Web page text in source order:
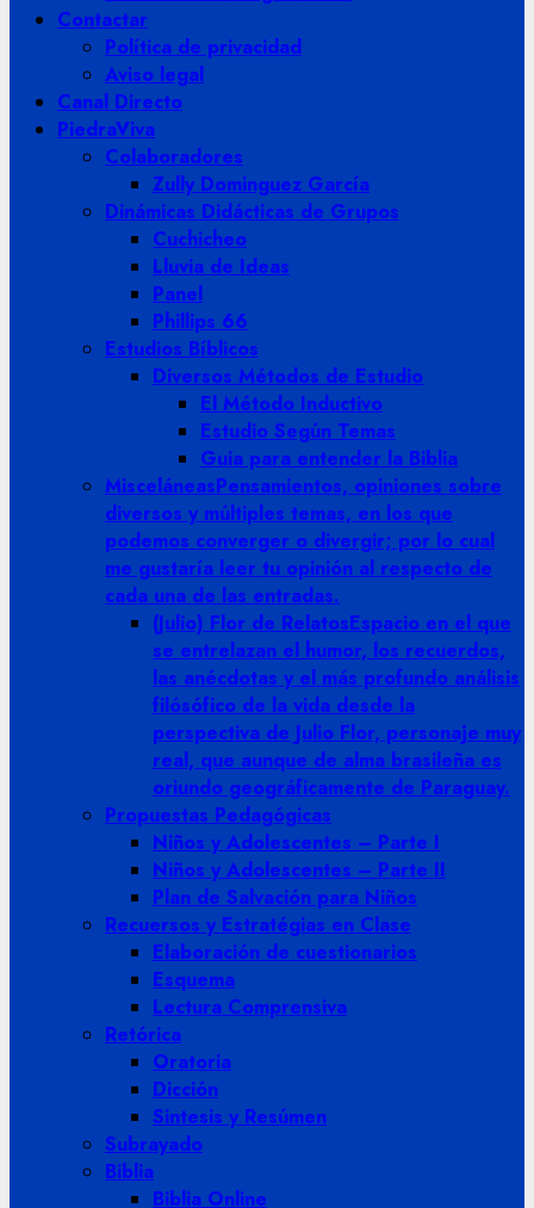
Contactar
Política de privacidad
Aviso legal
Canal Directo
PiedraViva
Colaboradores
Zully Dominguez García
Dinámicas Didácticas de Grupos
Cuchicheo
Lluvia de Ideas
Panel
Phillips 66
Estudios Bíblicos
Diversos Métodos de Estudio
El Método Inductivo
Estudio Según Temas
Guia para entender la Biblia
MisceláneasPensamientos, opiniones sobre
diversos y múltiples temas, en los que
podemos converger o divergir; por lo cual
me gustaría leer tu opinión al respecto de
cada una de las entradas.
(Julio) Flor de RelatosEspacio en el que
se entrelazan el humor, los recuerdos,
las anécdotas y el más profundo análisis
filósófico de la vida desde la
perspectiva de Julio Flor, personaje muy
real, que aunque de alma brasileña es
oriundo geográficamente de Paraguay.
Propuestas Pedagógicas
Niños y Adolescentes – Parte I
Niños y Adolescentes – Parte II
Plan de Salvación para Niños
Recuersos y Estratégias en Clase
Elaboración de cuestionarios
Esquema
Lectura Comprensiva
Retórica
Oratoria
Dicción
Sintesis y Resúmen
Subrayado
Biblia
Biblia Online